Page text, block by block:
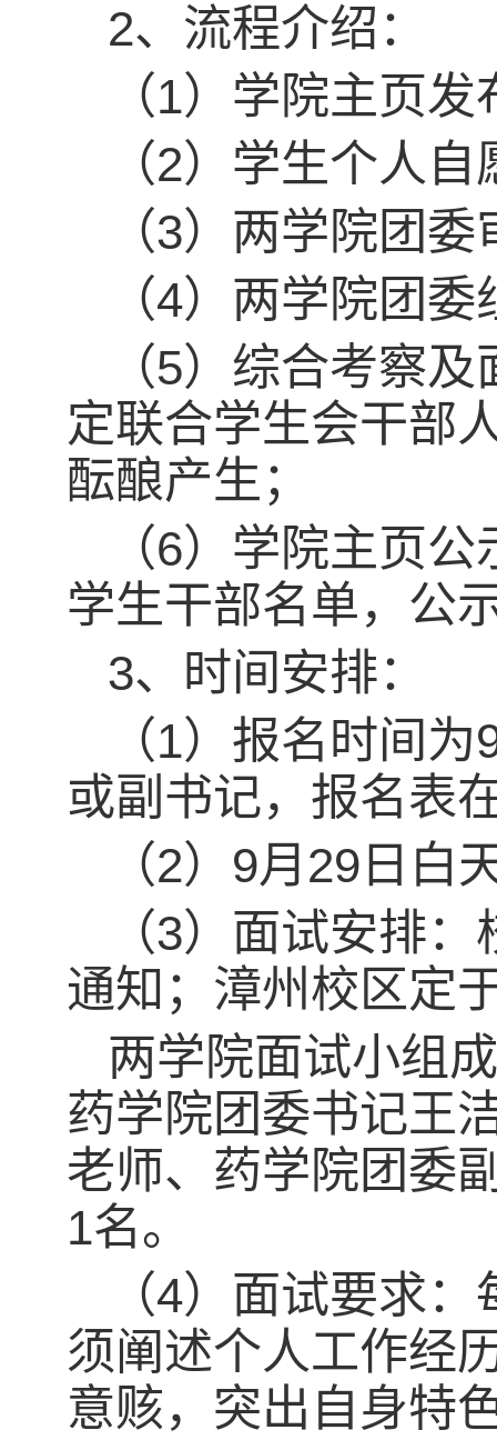
2、流程介绍：
（1）学院主页
（2）学生个人
（3）两学院团
（4）两学院团
（5）综合考察
定联合学生会干部
酝酿产生；
（6）学院主页
学生干部名单，公
3、时间安排：
（1）报名时间
或副书记，报名表
（2）9月29日
（3）面试安排
通知；漳州校区定
两学院面试小组
药学院团委书记王
老师、药学院团委
1名。
（4）面试要求
须阐述个人工作经
意赅，突出自身特